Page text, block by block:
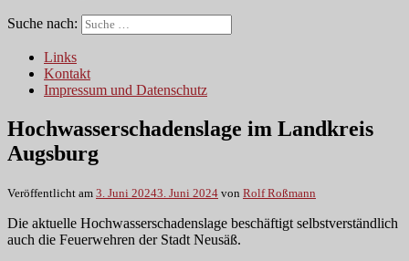
Suche nach:
Links
Kontakt
Impressum und Datenschutz
Hochwasserschadenslage im Landkreis
Augsburg
Veröffentlicht am 3. Juni 20243. Juni 2024 von Rolf Roßmann
Die aktuelle Hochwasserschadenslage beschäftigt selbstverständlich
auch die Feuerwehren der Stadt Neusäß.